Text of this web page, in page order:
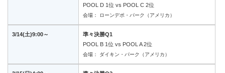
POOL D 1位 vs POOL C 2位
会場： ローンデポ・パーク（アメリカ）
3/14(土)9:00～
準々決勝Q1
POOL B 1位 vs POOL A 2位
会場： ダイキン・パーク（アメリカ）